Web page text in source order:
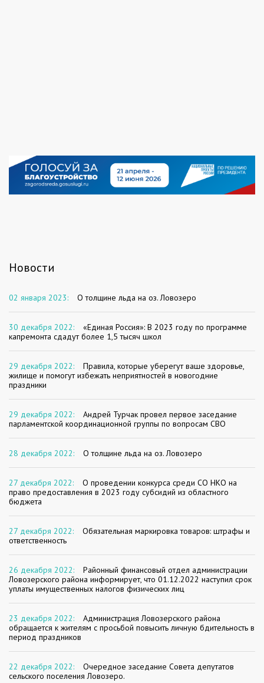
Новости
02 января 2023: О толщине льда на оз. Ловозеро
30 декабря 2022:
«Единая Россия»: В 2023 году по программе
капремонта сдадут более 1,5 тысяч школ
29 декабря 2022:
Правила, которые уберегут ваше здоровье,
жилище и помогут избежать неприятностей в новогодние
праздники
29 декабря 2022:
Андрей Турчак провел первое заседание
парламентской координационной группы по вопросам СВО
28 декабря 2022: О толщине льда на оз. Ловозеро
27 декабря 2022:
О проведении конкурса среди СО НКО на
право предоставления в 2023 году субсидий из областного
бюджета
27 декабря 2022:
Обязательная маркировка товаров: штрафы и
ответственность
26 декабря 2022:
Районный финансовый отдел администрации
Ловозерского района информирует, что 01.12.2022 наступил срок
уплаты имущественных налогов физических лиц
23 декабря 2022:
Администрация Ловозерского района
обращается к жителям с просьбой повысить личную бдительность в
период праздников
22 декабря 2022:
Очередное заседание Совета депутатов
сельского поселения Ловозеро.